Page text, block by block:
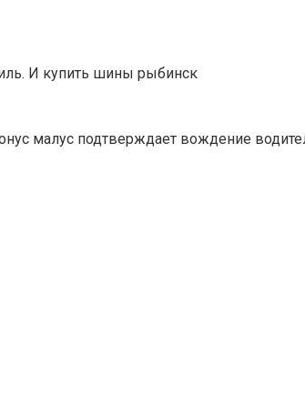
И купить шины рыбинск
малус подтверждает вождение